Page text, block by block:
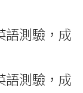
語測驗，成
語測驗，成